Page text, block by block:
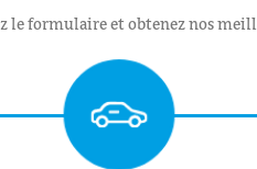
le formulaire et obtenez nos